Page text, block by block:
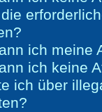
ich meine
ich keine
ich über